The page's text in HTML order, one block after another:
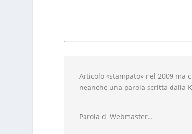
Articolo «stampato» nel 2009 ma
neanche una parola scritta dalla
Parola di Webmaster…